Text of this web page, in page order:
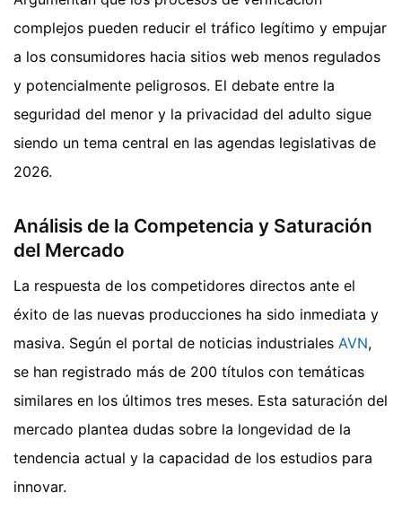
complejos pueden reducir el tráfico legítimo y empujar
a los consumidores hacia sitios web menos regulados
y potencialmente peligrosos. El debate entre la
seguridad del menor y la privacidad del adulto sigue
siendo un tema central en las agendas legislativas de
2026.
Análisis de la Competencia y Saturación
del Mercado
La respuesta de los competidores directos ante el
éxito de las nuevas producciones ha sido inmediata y
masiva. Según el portal de noticias industriales AVN,
se han registrado más de 200 títulos con temáticas
similares en los últimos tres meses. Esta saturación del
mercado plantea dudas sobre la longevidad de la
tendencia actual y la capacidad de los estudios para
innovar.